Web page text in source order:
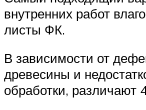
внутренних работ
листы ФК.
В зависимости от
древесины и
обработки, различают